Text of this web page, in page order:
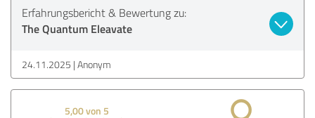
Erfahrungsbericht & Bewertung zu:
The Quantum Eleavate
24.11.2025 Anonym
5,00 von 5